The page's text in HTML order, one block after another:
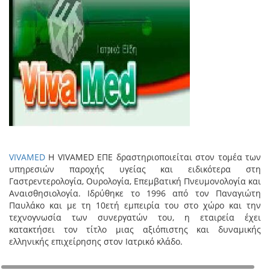
VIVAMED Η VIVAMED ΕΠΕ δραστηριοποιείται στον τομέα των
υπηρεσιών παροχής υγείας και ειδικότερα στη
Γαστρεντερολογία, Ουρολογία, Επεμβατική Πνευμονολογία και
Αναισθησιολογία. Ιδρύθηκε το 1996 από τον Παναγιώτη
Παυλάκο και με τη 10ετή εμπειρία του στο χώρο και την
τεχνογνωσία των συνεργατών του, η εταιρεία έχει
κατακτήσει τον τίτλο μιας αξιόπιστης και δυναμικής
ελληνικής επιχείρησης στον Ιατρικό κλάδο.
+